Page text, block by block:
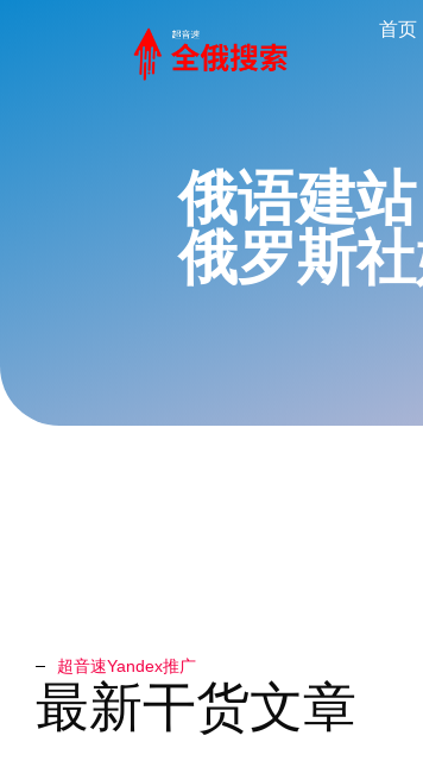
首页
俄语建
俄罗斯
超音速Yandex推广​
最新干货文章